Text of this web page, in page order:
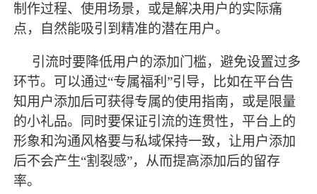
制作过程、使用场景，或是解决用户的实际痛
点，自然能吸引到精准的潜在用户。
引流时要降低用户的添加门槛，避免设置过多
环节。可以通过“专属福利”引导，比如在平台告
知用户添加后可获得专属的使用指南，或是限量
的小礼品。同时要保证引流的连贯性，平台上的
形象和沟通风格要与私域保持一致，让用户添加
后不会产生“割裂感”，从而提高添加后的留存
率。